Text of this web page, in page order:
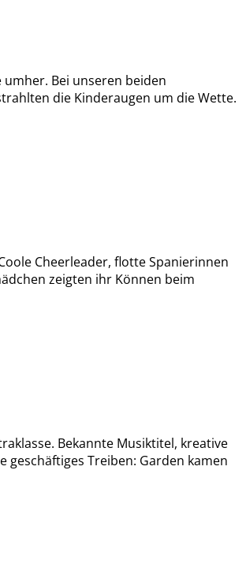
Bei unseren beiden
die Kinderaugen um die Wette.
Cheerleader, flotte Spanierinnen
zeigten ihr Können beim
Bekannte Musiktitel, kreative
Treiben: Garden kamen